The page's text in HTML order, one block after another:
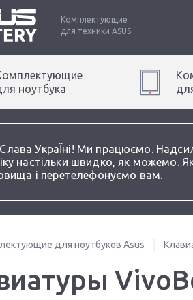
УкраЇні! Ми працюємо.
настільки швидко, як можемо.
і перетелефонуємо вам.
Комплектующие
для техники ASUS
ноутбука
для ноутбуков Asus